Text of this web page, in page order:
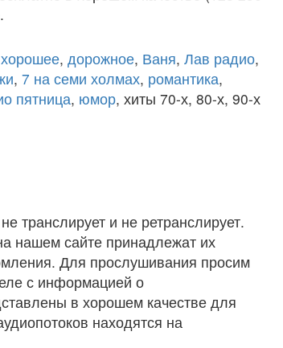
хорошее, дорожное, Ваня, Лав радио,
, 7 на семи холмах, романтика,
пятница, юмор, хиты 70-х, 80-х, 90-х
транслирует и не ретранслирует.
нашем сайте принадлежат их
Для прослушивания просим
с информацией о
в хорошем качестве для
находятся на